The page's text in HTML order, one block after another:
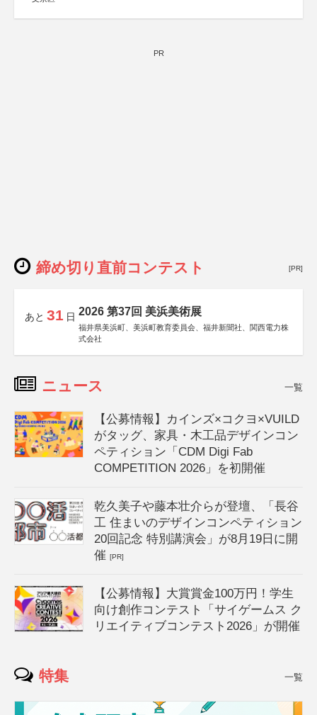
PR
締め切り直前コンテスト [PR]
あと 31 日 2026 第37回 美浜美術展
福井県美浜町、美浜町教育委員会、福井新聞社、関西電力株
式会社
ニュース 一覧
【公募情報】カインズ×コクヨ×VUILD
がタッグ、家具・木工品デザインコン
ペティション「CDM Digi Fab
COMPETITION 2026」を初開催
乾久美子や藤本壮介らが登壇、「長谷
工 住まいのデザインコンペティション
20回記念 特別講演会」が8月19日に開
催[PR]
【公募情報】大賞賞金100万円！学生
向け創作コンテスト「サイゲームス ク
リエイティブコンテスト2026」が開催
特集 一覧